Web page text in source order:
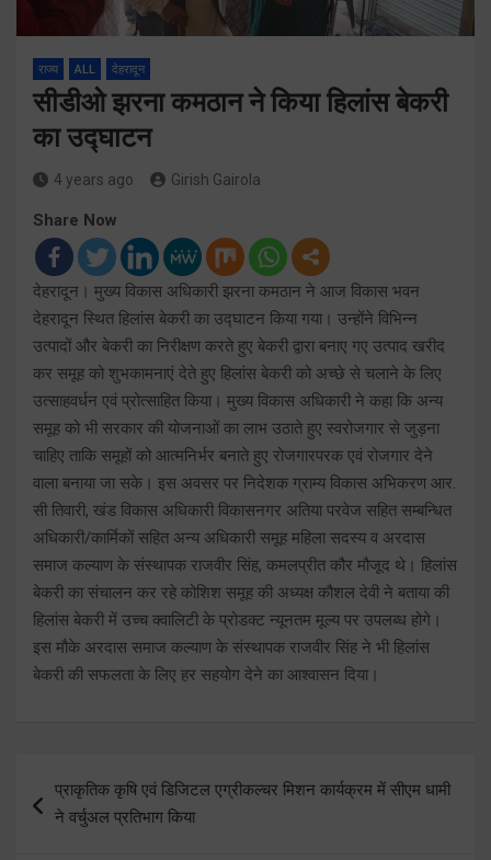
राज्य ALL देहरादून
सीडीओ झरना कमठान ने किया हिलांस बेकरी
का उद्घाटन
4 years ago Girish Gairola
Share Now
देहरादून। मुख्य विकास अधिकारी झरना कमठान ने आज विकास भवन
देहरादून स्थित हिलांस बेकरी का उद्घाटन किया गया। उन्होंने विभिन्न
उत्पादों और बेकरी का निरीक्षण करते हुए बेकरी द्वारा बनाए गए उत्पाद खरीद
कर समूह को शुभकामनाएं देते हुए हिलांस बेकरी को अच्छे से चलाने के लिए
उत्साहवर्धन एवं प्रोत्साहित किया। मुख्य विकास अधिकारी ने कहा कि अन्य
समूह को भी सरकार की योजनाओं का लाभ उठाते हुए स्वरोजगार से जुड़ना
चाहिए ताकि समूहों को आत्मनिर्भर बनाते हुए रोजगारपरक एवं रोजगार देने
वाला बनाया जा सके। इस अवसर पर निदेशक ग्राम्य विकास अभिकरण आर.
सी तिवारी, खंड विकास अधिकारी विकासनगर अतिया परवेज सहित सम्बन्धित
अधिकारी/कार्मिकों सहित अन्य अधिकारी समूह महिला सदस्य व अरदास
समाज कल्याण के संस्थापक राजवीर सिंह, कमलप्रीत कौर मौजूद थे। हिलांस
बेकरी का संचालन कर रहे कोशिश समूह की अध्यक्ष कौशल देवी ने बताया की
हिलांस बेकरी में उच्च क्वालिटी के प्रोडक्ट न्यूनतम मूल्य पर उपलब्ध होगे।
इस मौके अरदास समाज कल्याण के संस्थापक राजवीर सिंह ने भी हिलांस
बेकरी की सफलता के लिए हर सहयोग देने का आश्वासन दिया।
navigation
प्राकृतिक कृषि एवं डिजिटल एग्रीकल्चर मिशन कार्यक्रम में सीएम धामी
ने वर्चुअल प्रतिभाग किया